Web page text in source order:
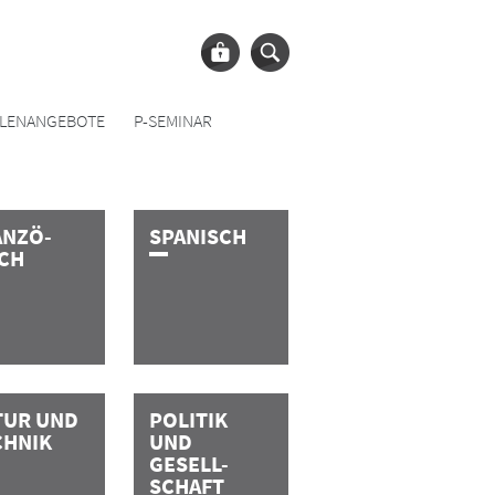
P-SEMINAR
S­P­A­N­I­S­C­H
UND
POLITIK
UND
GESELL-
SCHAFT